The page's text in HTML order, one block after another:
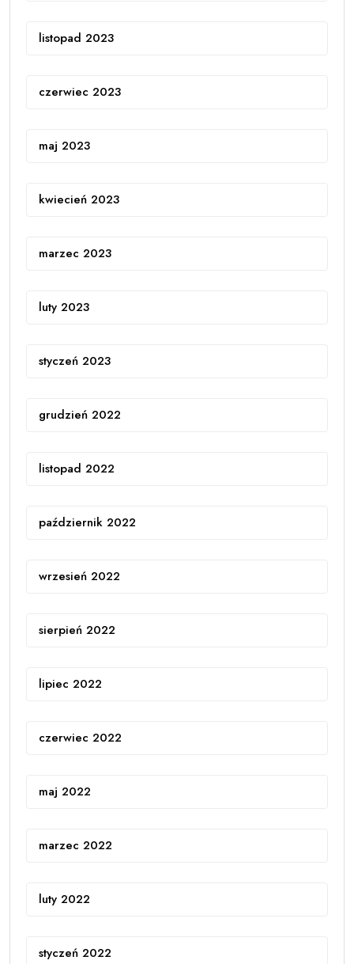
listopad 2023
czerwiec 2023
maj 2023
kwiecień 2023
marzec 2023
luty 2023
styczeń 2023
grudzień 2022
listopad 2022
październik 2022
wrzesień 2022
sierpień 2022
lipiec 2022
czerwiec 2022
maj 2022
marzec 2022
luty 2022
styczeń 2022